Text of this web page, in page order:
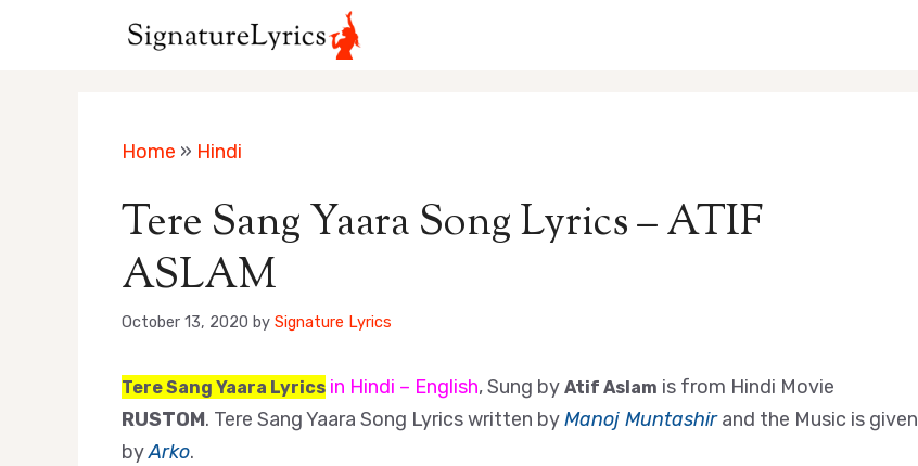
Home » Hindi
Tere Sang Yaara Song Lyrics – ATIF
ASLAM
October 13, 2020 by Signature Lyrics
Tere Sang Yaara Lyrics in Hindi – English, Sung by Atif Aslam is from Hindi Movie
RUSTOM. Tere Sang Yaara Song Lyrics written byManoj Muntashirand the Music is given
byArko.